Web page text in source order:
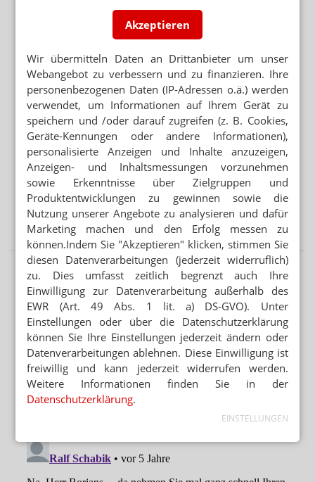
Akzeptieren
Wir übermitteln Daten an Drittanbieter um unser
Webangebot zu verbessern und zu finanzieren. Ihre
personenbezogenen Daten (IP-Adressen o.ä.) werden
verwendet, um Informationen auf Ihrem Gerät zu
speichern und /oder darauf zugreifen (z. B. Cookies,
Geräte-Kennungen oder andere Informationen),
personalisierte Anzeigen und Inhalte anzuzeigen,
Anzeigen- und Inhaltsmessungen vorzunehmen
sowie Erkenntnisse über Zielgruppen und
Produktentwicklungen zu gewinnen sowie die
Nutzung unserer Angebote zu analysieren und dafür
Marketing machen und den Erfolg messen zu
können.Indem Sie "Akzeptieren" klicken, stimmen Sie
diesen Datenverarbeitungen (jederzeit widerruflich)
zu. Dies umfasst zeitlich begrenzt auch Ihre
Einwilligung zur Datenverarbeitung außerhalb des
EWR (Art. 49 Abs. 1 lit. a) DS-GVO). Unter
Einstellungen oder über die Datenschutzerklärung
können Sie Ihre Einstellungen jederzeit ändern oder
Datenverarbeitungen ablehnen. Diese Einwilligung ist
freiwillig und kann jederzeit widerrufen werden.
Weitere Informationen finden Sie in der
Datenschutzerklärung.
EINSTELLUNGEN
RX-MEDIKAMENTE OHNE REZEPT
Warteliste: Abnehmpille als Monatsabo
SEMAGLUTID
Wegovy-Tablette ab September verfügbar
Mehr aus Ressort
KRITIK AN GESETZGEBUNGSVERFAHREN
Länder verärgert über Hauruck-Sparpaket
PODCAST NUR MAL SO ZUM WISSEN
Das Cannabis-Chaos
ANTRAG ABGELEHNT
Grüne: Apotheken sollen Klimaanlagen abgeben